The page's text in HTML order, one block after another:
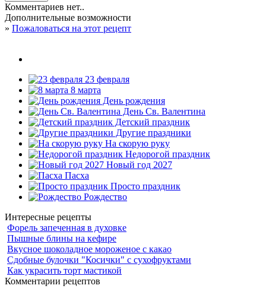
Комментариев нет..
Дополнительные возможности
» Пожаловаться на этот рецепт
23 февраля
8 марта
День рождения
День Св. Валентина
Детский праздник
Другие праздники
На скорую руку
Недорогой праздник
Новый год 2027
Пасха
Просто праздник
Рождество
Интересные рецепты
Форель запеченная в духовке
Пышные блины на кефире
Вкусное шоколадное мороженое с какао
Сдобные булочки "Косички" с сухофруктами
Как украсить торт мастикой
Комментарии рецептов